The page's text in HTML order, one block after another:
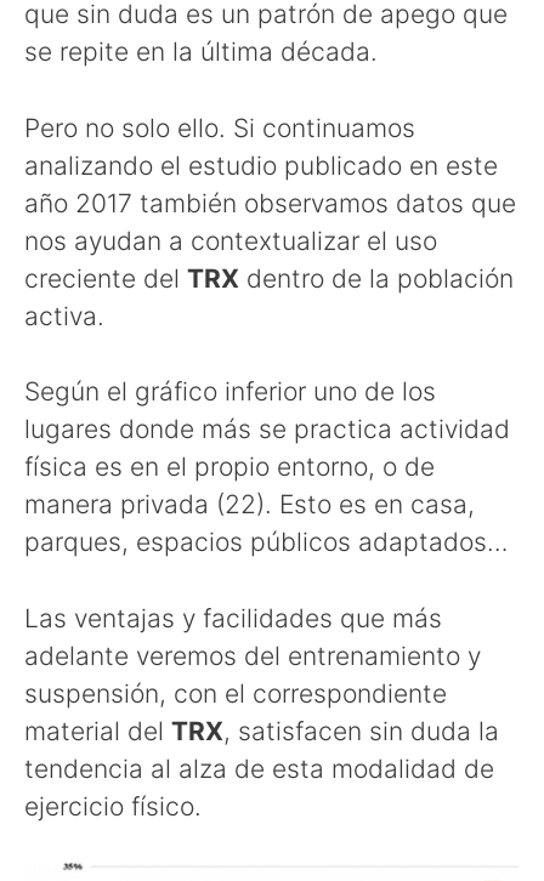
que sin duda es un patrón de apego que
se repite en la última década.
Pero no solo ello. Si continuamos
analizando el estudio publicado en este
año 2017 también observamos datos que
nos ayudan a contextualizar el uso
creciente del TRX dentro de la población
activa.
Según el gráfico inferior uno de los
lugares donde más se practica actividad
física es en el propio entorno, o de
manera privada (22). Esto es en casa,
parques, espacios públicos adaptados…
Las ventajas y facilidades que más
adelante veremos del entrenamiento y
suspensión, con el correspondiente
material del TRX, satisfacen sin duda la
tendencia al alza de esta modalidad de
ejercicio físico.